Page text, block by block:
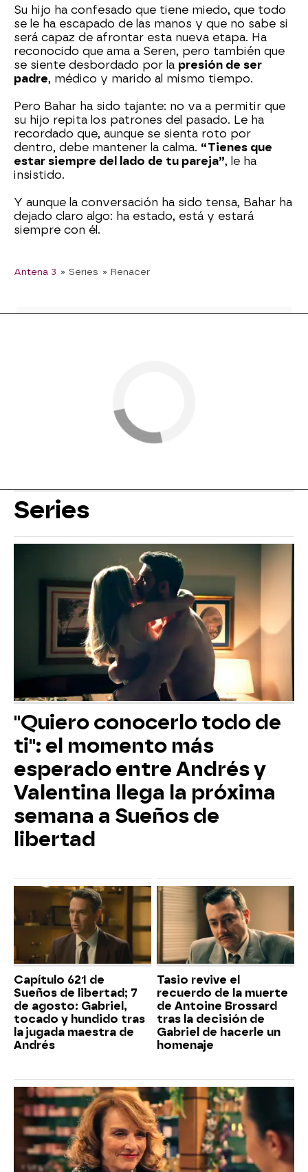
Su hijo ha confesado que tiene miedo, que todo
se le ha escapado de las manos y que no sabe si
será capaz de afrontar esta nueva etapa. Ha
reconocido que ama a Seren, pero también que
se siente desbordado por la presión de ser
padre, médico y marido al mismo tiempo.
Pero Bahar ha sido tajante: no va a permitir que
su hijo repita los patrones del pasado. Le ha
recordado que, aunque se sienta roto por
dentro, debe mantener la calma. “Tienes que
estar siempre del lado de tu pareja”, le ha
insistido.
Y aunque la conversación ha sido tensa, Bahar ha
dejado claro algo: ha estado, está y estará
siempre con él.
Antena 3 » Series » Renacer
Series
"Quiero conocerlo todo de
ti": el momento más
esperado entre Andrés y
Valentina llega la próxima
semana a Sueños de
libertad
Capítulo 621 de
Sueños de libertad; 7
de agosto: Gabriel,
tocado y hundido tras
la jugada maestra de
Andrés
Tasio revive el
recuerdo de la muerte
de Antoine Brossard
tras la decisión de
Gabriel de hacerle un
homenaje